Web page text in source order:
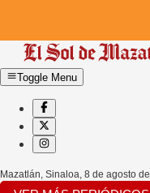
Toggle Menu
Mazatlán, Sinaloa, 8 de agosto